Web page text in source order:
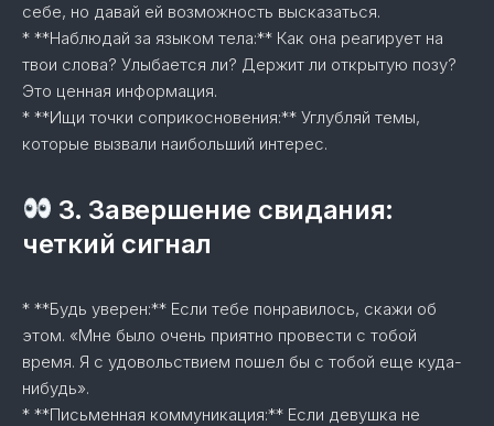
себе, но давай ей возможность высказаться.
* **Наблюдай за языком тела:** Как она реагирует на
твои слова? Улыбается ли? Держит ли открытую позу?
Это ценная информация.
* **Ищи точки соприкосновения:** Углубляй темы,
которые вызвали наибольший интерес.
3. Завершение свидания:
четкий сигнал
* **Будь уверен:** Если тебе понравилось, скажи об
этом. «Мне было очень приятно провести с тобой
время. Я с удовольствием пошел бы с тобой еще куда-
нибудь».
* **Письменная коммуникация:** Если девушка не